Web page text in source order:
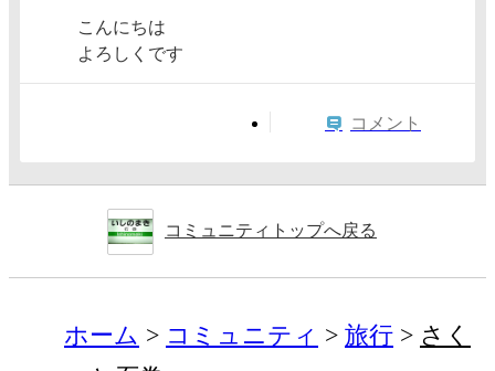
こんにちは
よろしくです
コメント
コミュニティトップへ戻る
ホーム コミュニティ 旅行
さく